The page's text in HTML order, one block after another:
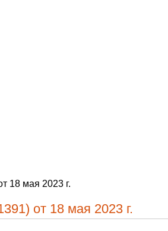
18 мая 2023 г.
от 18 мая 2023 г.